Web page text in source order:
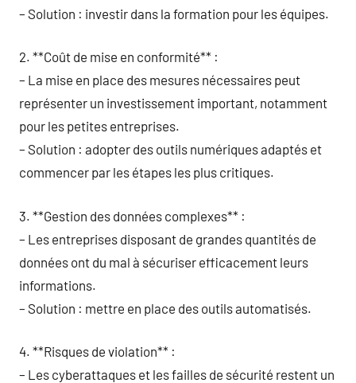
– Solution : investir dans la formation pour les équipes.
2. **Coût de mise en conformité** :
– La mise en place des mesures nécessaires peut
représenter un investissement important, notamment
pour les petites entreprises.
– Solution : adopter des outils numériques adaptés et
commencer par les étapes les plus critiques.
3. **Gestion des données complexes** :
– Les entreprises disposant de grandes quantités de
données ont du mal à sécuriser efficacement leurs
informations.
– Solution : mettre en place des outils automatisés.
4. **Risques de violation** :
– Les cyberattaques et les failles de sécurité restent un